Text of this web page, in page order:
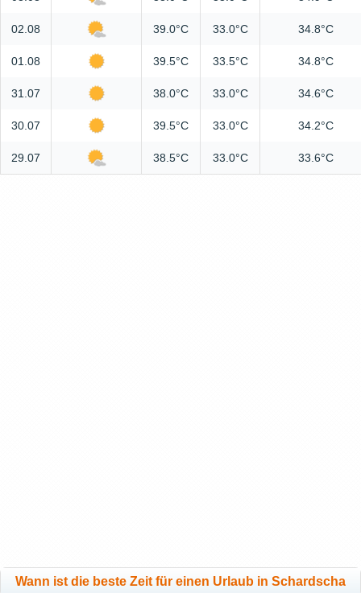
02.08 39.0°C 33.0°C 34.8°C
01.08 39.5°C 33.5°C 34.8°C
31.07 38.0°C 33.0°C 34.6°C
30.07 39.5°C 33.0°C 34.2°C
29.07 38.5°C 33.0°C 33.6°C
Wann ist die beste Zeit für einen Urlaub in Schardscha